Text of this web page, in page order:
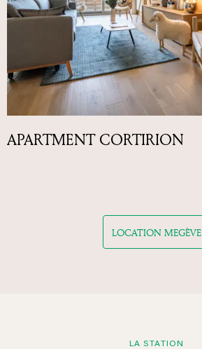
APARTMENT CORTIRION
LOCATION MEGÈVE
LA STATION